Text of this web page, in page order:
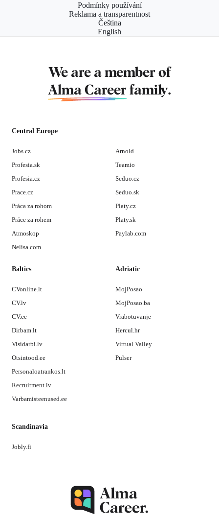
Podmínky používání
Reklama a transparentnost
Čeština
English
We are a member of
Alma Career family.
Central Europe
Jobs.cz
Profesia.sk
Profesia.cz
Prace.cz
Práca za rohom
Práce za rohem
Atmoskop
Nelisa.com
Arnold
Teamio
Seduo.cz
Seduo.sk
Platy.cz
Platy.sk
Paylab.com
Baltics
CVonline.lt
CV.lv
CV.ee
Dirbam.lt
Visidarbi.lv
Otsintood.ee
Personaloatrankos.lt
Recruitment.lv
Varbamisteenused.ee
Adriatic
MojPosao
MojPosao.ba
Vrabotuvanje
Hercul.hr
Virtual Valley
Pulser
Scandinavia
Jobly.fi